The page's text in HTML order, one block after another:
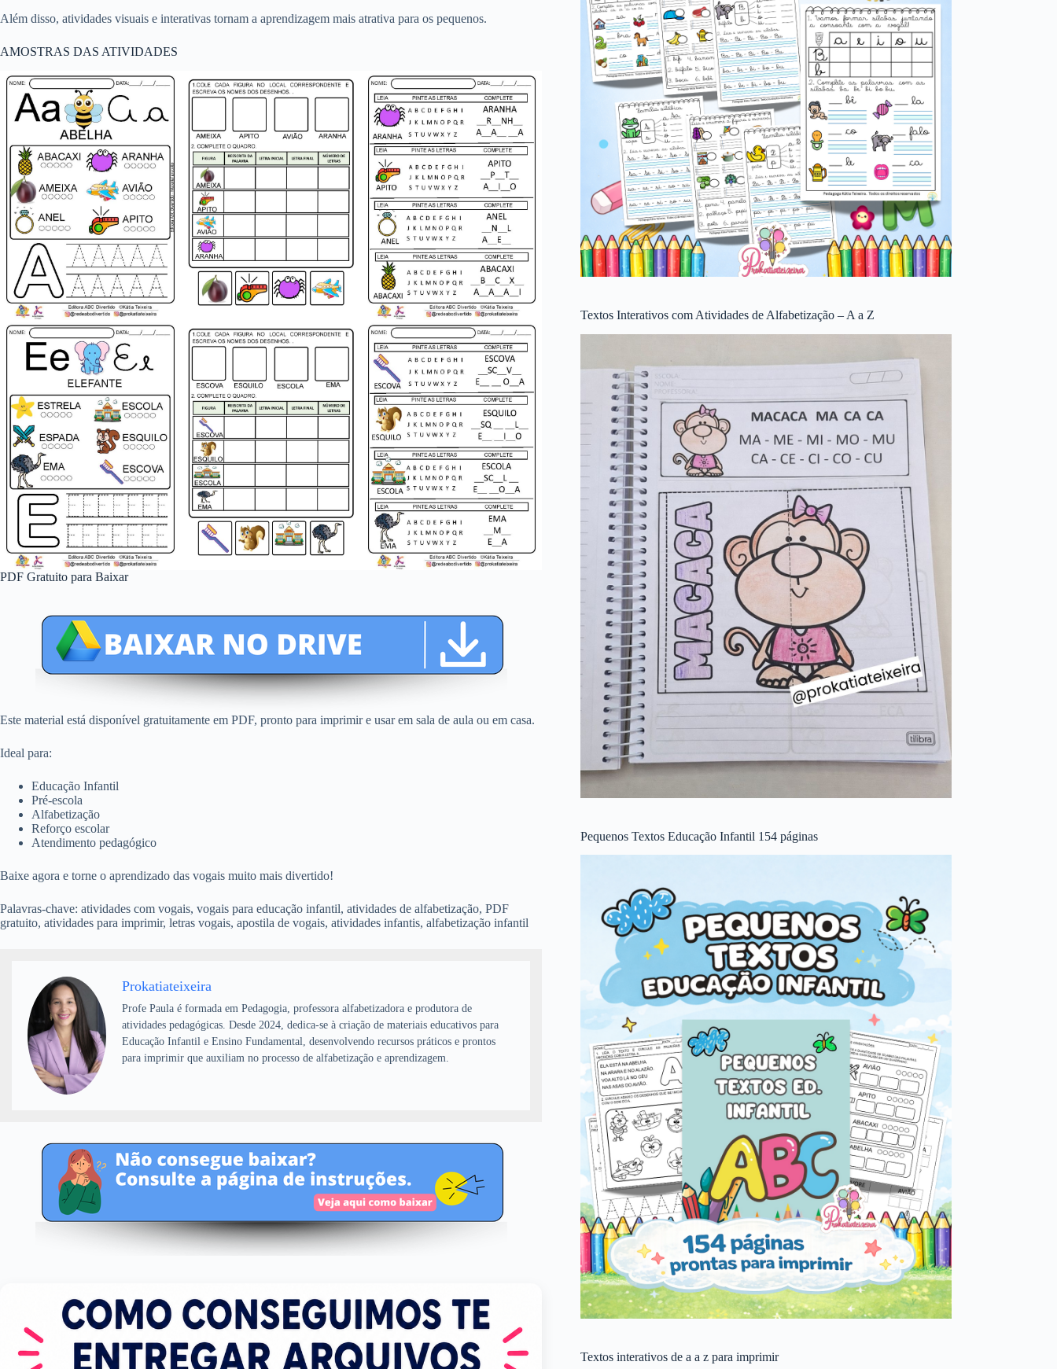
Além disso, atividades visuais e interativas tornam a aprendizagem mais atrativa para os pequenos.
AMOSTRAS DAS ATIVIDADES
PDF Gratuito para Baixar
Este material está disponível gratuitamente em PDF, pronto para imprimir e usar em sala de aula ou em casa.
Ideal para:
Educação Infantil
Pré-escola
Alfabetização
Reforço escolar
Atendimento pedagógico
Baixe agora e torne o aprendizado das vogais muito mais divertido!
Palavras-chave: atividades com vogais, vogais para educação infantil, atividades de alfabetização, PDF
gratuito, atividades para imprimir, letras vogais, apostila de vogais, atividades infantis, alfabetização infantil
Prokatiateixeira
Profe Paula é formada em Pedagogia, professora alfabetizadora e produtora de
atividades pedagógicas. Desde 2024, dedica-se à criação de materiais educativos para
Educação Infantil e Ensino Fundamental, desenvolvendo recursos práticos e prontos
para imprimir que auxiliam no processo de alfabetização e aprendizagem.
Textos Interativos com Atividades de Alfabetização – A a Z
Pequenos Textos Educação Infantil 154 páginas
Textos interativos de a a z para imprimir